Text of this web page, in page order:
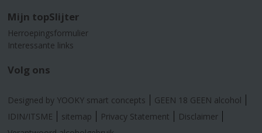
Mijn topSlijter
Herroepingsformulier
Interessante links
Volg ons
Designed by YOOKY smart concepts
GEEN 18 GEEN alcohol
IDIN/ITSME
sitemap Privacy Statement
Disclaimer